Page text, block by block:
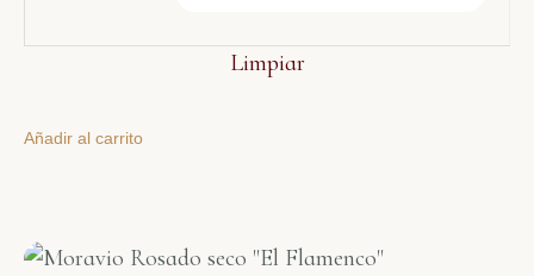
Limpiar
Añadir al carrito